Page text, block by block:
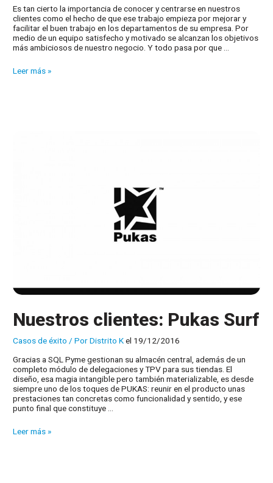
Es tan cierto la importancia de conocer y centrarse en nuestros
clientes como el hecho de que ese trabajo empieza por mejorar y
facilitar el buen trabajo en los departamentos de su empresa. Por
medio de un equipo satisfecho y motivado se alcanzan los objetivos
más ambiciosos de nuestro negocio. Y todo pasa por que …
Mejorando
Leer más »
Nuestros clientes: Pukas Surf
Casos de éxito / PorDistrito Kel 19/12/2016
Gracias a SQL Pyme gestionan su almacén central, además de un
completo módulo de delegaciones y TPV para sus tiendas. El
diseño, esa magia intangible pero también materializable, es desde
siempre uno de los toques de PUKAS: reunir en el producto unas
prestaciones tan concretas como funcionalidad y sentido, y ese
punto final que constituye …
Nuestros
Leer más »